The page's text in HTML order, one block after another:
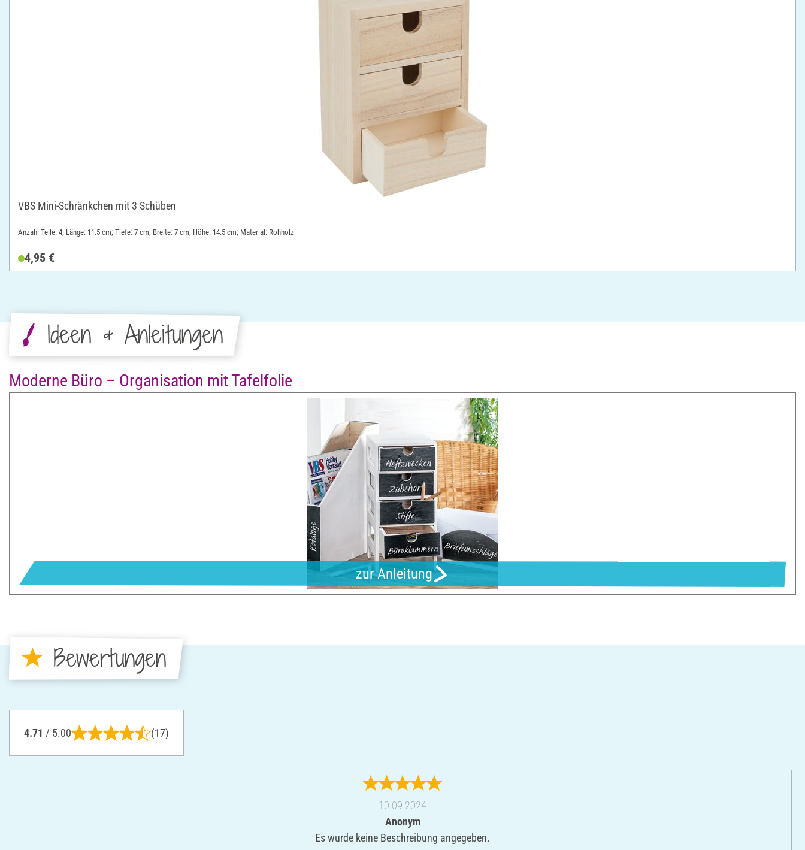
VBS Mini-Schränkchen mit 3 Schüben
Anzahl Teile: 4; Länge: 11.5 cm; Tiefe: 7 cm; Breite: 7 cm; Höhe: 14.5 cm; Material: Rohholz
4,95 €
Ideen & Anleitungen
Moderne Büro – Organisation mit Tafelfolie
zur Anleitung
Bewertungen
4.71 / 5.00 (17)
10.09.2024
Anonym
Es wurde keine Beschreibung angegeben.